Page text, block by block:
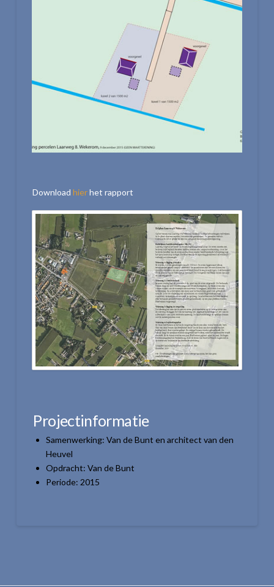
Downloadhierhet rapport
Projectinformatie
Samenwerking: Van de Bunt en architect van den
Heuvel
Opdracht: Van de Bunt
Periode: 2015